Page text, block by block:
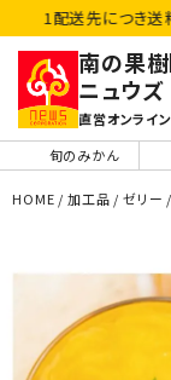
1配送先につき送料
南の果
ニュウズ
直営オンライ
旬のみかん
HOME 加工品 ゼリー